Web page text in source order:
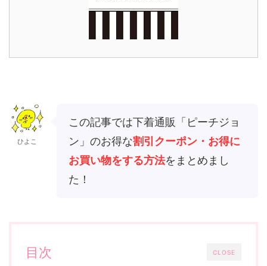
ひよこ
この記事では下着通販「ピーチジョ
ン」のお得な割引クーポン・お得に
お買い物をする方法をまとめまし
た！
CLOSE
目次